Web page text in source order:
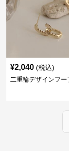
¥2,040 (税込)
二重輪デザインフー